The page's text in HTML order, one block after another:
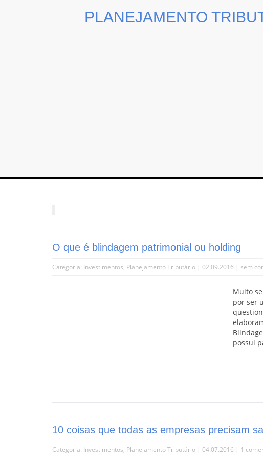
PLANEJAMENTO
O que é blindagem patrimonial ou holding
Categoria: Investimentos, Planejamento Tributário | 02.09.2016 | sem
Muito
por ser
possui
10 coisas que todas as empresas precisam
Categoria: Investimentos, Planejamento Tributário | 04.07.2016 | 1